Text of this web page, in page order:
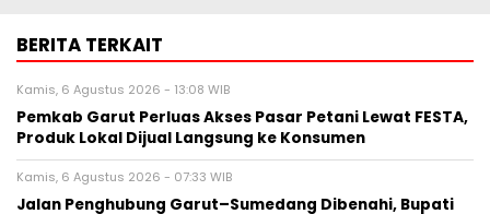
BERITA TERKAIT
Kamis, 6 Agustus 2026 - 13:08 WIB
Pemkab Garut Perluas Akses Pasar Petani Lewat FESTA,
Produk Lokal Dijual Langsung ke Konsumen
Kamis, 6 Agustus 2026 - 07:33 WIB
Jalan Penghubung Garut–Sumedang Dibenahi, Bupati